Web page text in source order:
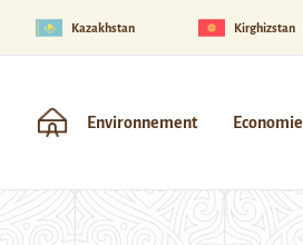
Kazakhstan Kirghizstan
Environnement Economie